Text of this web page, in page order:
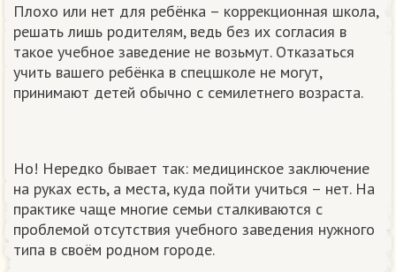
Плохо или нет для ребёнка – коррекционная школа,
решать лишь родителям, ведь без их согласия в
такое учебное заведение не возьмут. Отказаться
учить вашего ребёнка в спецшколе не могут,
принимают детей обычно с семилетнего возраста.
Но! Нередко бывает так: медицинское заключение
на руках есть, а места, куда пойти учиться – нет. На
практике чаще многие семьи сталкиваются с
проблемой отсутствия учебного заведения нужного
типа в своём родном городе.